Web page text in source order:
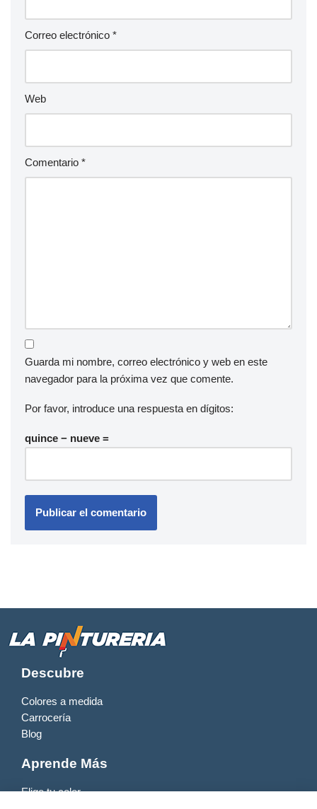
Correo electrónico *
Web
Comentario *
Guarda mi nombre, correo electrónico y web en este
navegador para la próxima vez que comente.
Por favor, introduce una respuesta en dígitos:
quince − nueve =
Descubre
Colores a medida
Carrocería
Blog
Aprende Más
Elige tu color